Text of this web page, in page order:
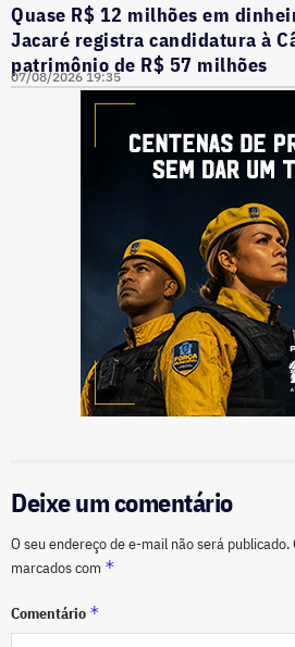
Quase R$ 12 milhões em
Jacaré registra candidatura à
patrimônio de R$ 57 milhões
07/08/2026 19:35
Deixe um comentário
O seu endereço de e-mail não será publicado.
marcados com *
Comentário *